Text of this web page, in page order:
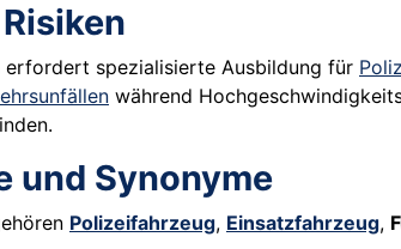
erfordert spezialisierte Ausbildung für
während
und Synonyme
Polizeifahrzeug, Einsatzfahrzeug,